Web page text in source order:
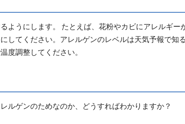
ようにします。 たとえば、花粉やカビにアレルギー
してください。アレルゲンのレベルは天気予報で知
度調整してください。
ルゲンのためなのか、どうすればわかりますか？